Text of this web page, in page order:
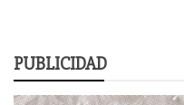
PUBLICIDAD